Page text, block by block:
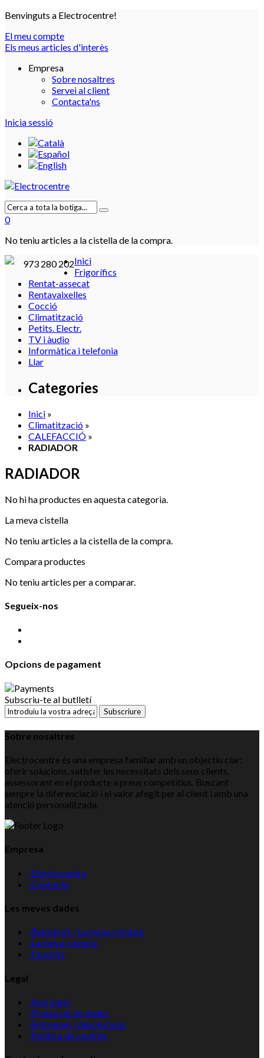
Benvinguts a Electrocentre!
El meu compte
Els meus articles d'interès
Empresa
Sobre nosaltres
Servei al client
Contacta'ns
Inicia sessió
0
No teniu articles a la cistella de la compra.
973 280 202Inici
Frigorífics
Rentat-assecat
Rentavaixelles
Cocció
Climatització
Petits. Electr.
TV i àudio
Informàtica i telefonia
Llar
Categories
Inici »
Climatització »
CALEFACCIÓ »
RADIADOR
RADIADOR
No hi ha productes en aquesta categoria.
La meva cistella
No teniu articles a la cistella de la compra.
Compara productes
No teniu articles per a comparar.
Segueix-nos
Opcions de pagament
Subscriu-te al butlletí
Subscriure
Sobre nosaltres
Electrocentre és una empresa familiar amb un objectiu clar:
oferir solucions, satisfer les necessitats dels seus clients,
assessorant en el producte a preus competitius. Buscant
sempre la diferenciació i el valor afegit per al client i amb una
atenció personalitzada.
Empresa
›Electrocentre
›Contacta
Les meves dades
›Registra't / La meva compta
›La meva compra
›Favorits
Legal
›Avís legal
›Protecció de dades
›Entregues i devolucions
›Política de cookies